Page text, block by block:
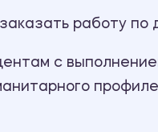
работу по
с